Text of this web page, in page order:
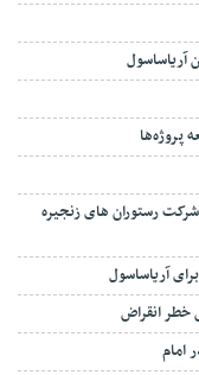
پروژه‌ها
شرکت رستوران های زنجیره
آریاساسول
خطر انقراض
امام